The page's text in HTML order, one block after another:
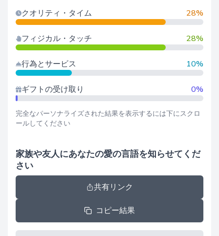
クオリティ・タイム 28%
フィジカル・タッチ 28%
行為とサービス 10%
ギフトの受け取り 0%
完全なパーソナライズされた結果を表示するには下にスクロ
ールしてください
家族や友人にあなたの愛の言語を知らせてくだ
さい
共有リンク
コピー結果